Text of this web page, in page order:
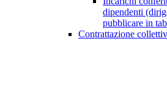
dipendenti
pubblicare in
Contrattazione